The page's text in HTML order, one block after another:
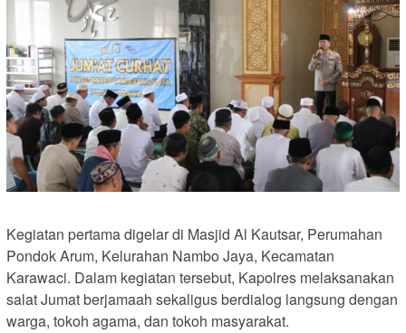
Kegiatan pertama digelar di Masjid Al Kautsar, Perumahan
Pondok Arum, Kelurahan Nambo Jaya, Kecamatan
Karawaci. Dalam kegiatan tersebut, Kapolres melaksanakan
salat Jumat berjamaah sekaligus berdialog langsung dengan
warga, tokoh agama, dan tokoh masyarakat.